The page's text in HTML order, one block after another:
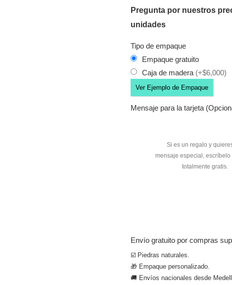
Pregunta por nuestros
unidades
Tipo de empaque
Empaque gratuito
Caja de madera (+$6,000)
Ver Ejemplo de Empaque
Mensaje para la tarjeta
Envío gratuito por compras
☑️ Piedras naturales.
🎁 Empaque personalizado.
🚚 Envíos nacionales desde